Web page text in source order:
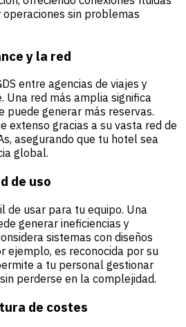
sin problemas
y la red
entre agencias de viajes y
Una red más amplia significa
puede generar más reservas.
extenso gracias a su vasta red de
asegurando que tu hotel sea
global.
de uso
de usar para tu equipo. Una
generar ineficiencias y
sistemas con diseños
ejemplo, es reconocida por su
a tu personal gestionar
perderse en la complejidad.
de costes